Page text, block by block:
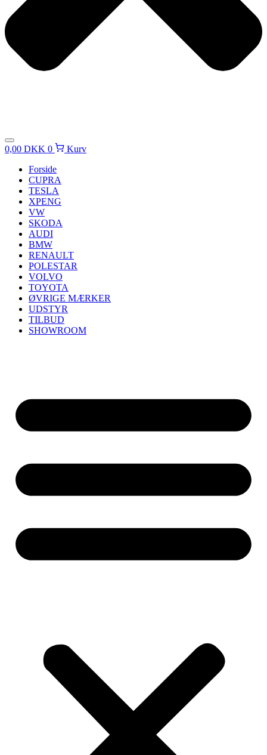
0,00 DKK 0
Kurv
Forside
CUPRA
TESLA
XPENG
VW
SKODA
AUDI
BMW
RENAULT
POLESTAR
VOLVO
TOYOTA
ØVRIGE MÆRKER
UDSTYR
TILBUD
SHOWROOM